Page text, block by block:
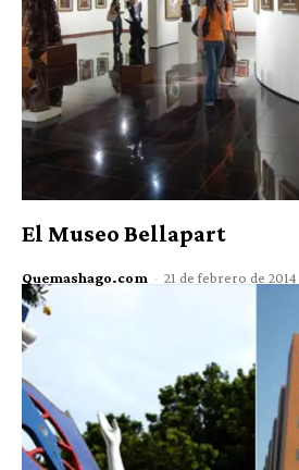
El Museo Bellapart
Quemashago.com - 21 de febrero de 2014